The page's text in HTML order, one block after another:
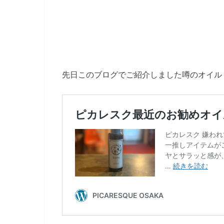
先日このブログでご紹介しました噂のオイル